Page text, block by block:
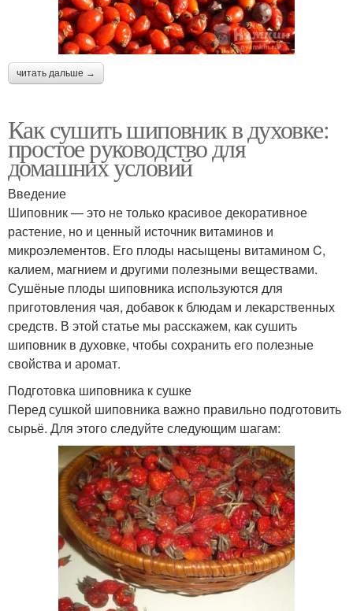
читать дальше →
Как сушить шиповник в духовке:
простое руководство для
домашних условий
Введение
Шиповник — это не только красивое декоративное
растение, но и ценный источник витаминов и
микроэлементов. Его плоды насыщены витамином C,
калием, магнием и другими полезными веществами.
Сушёные плоды шиповника используются для
приготовления чая, добавок к блюдам и лекарственных
средств. В этой статье мы расскажем, как сушить
шиповник в духовке, чтобы сохранить его полезные
свойства и аромат.
Подготовка шиповника к сушке
Перед сушкой шиповника важно правильно подготовить
сырьё. Для этого следуйте следующим шагам: